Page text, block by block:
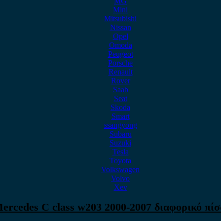
Mini
Mitsubishi
Nissan
Opel
Omoda
Peugeot
Porsche
Renault
Rover
Saab
Seat
Skoda
Smart
ssangyong
Subaru
Suzuki
Tesla
Toyota
Volkswagen
Volvo
Xev
C class w203 2000-2007 διαφορικό